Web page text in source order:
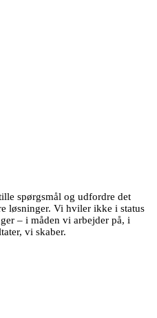
spørgsmål og udfordre det
løsninger. Vi hviler ikke i status
– i måden vi arbejder på, i
vi skaber.